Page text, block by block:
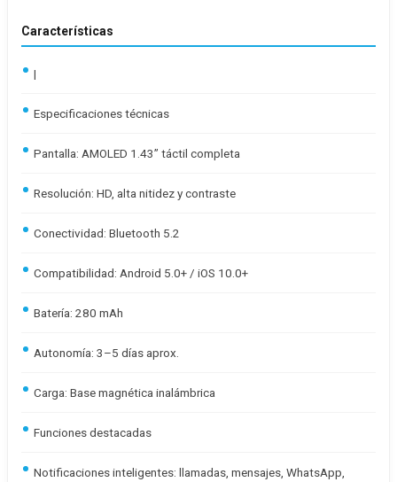
Características
|
Especificaciones técnicas
Pantalla: AMOLED 1.43” táctil completa
Resolución: HD, alta nitidez y contraste
Conectividad: Bluetooth 5.2
Compatibilidad: Android 5.0+ / iOS 10.0+
Batería: 280 mAh
Autonomía: 3–5 días aprox.
Carga: Base magnética inalámbrica
Funciones destacadas
Notificaciones inteligentes: llamadas, mensajes, WhatsApp,